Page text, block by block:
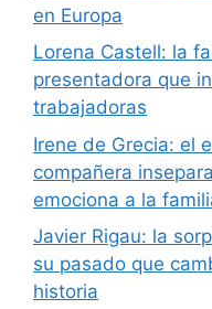
en Europa
Lorena Castell: la
presentadora que
trabajadoras
Irene de Grecia: el
compañera
emociona a la
Javier Rigau: la
su pasado que
historia